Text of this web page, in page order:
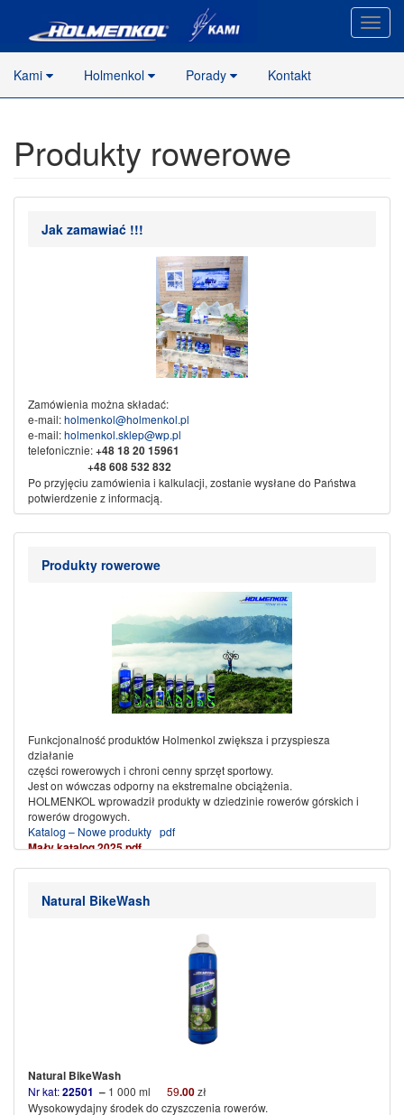
strony
Kami
Holmenkol Porady Kontakt
Produkty rowerowe
Jak zamawiać !!!
Zamówienia można składać:
e-mail:holmenkol@holmenkol.pl
e-mail:holmenkol.sklep@wp.pl
telefonicznie:+4818 20 15961
+48 608 532 832
Po przyjęciu zamówienia i kalkulacji, zostanie wysłane do Państwa
potwierdzenie z informacją.
Nikliński Jacek Export Import
71 1600 1042 0002 0142 3523 3001
Produkty rowerowe
Funkcjonalność produktów Holmenkol zwiększa i przyspiesza
działanie
części rowerowych i chroni cenny sprzęt sportowy.
Jest on wówczas odporny na ekstremalne obciążenia.
HOLMENKOL wprowadził produkty w dziedzinie rowerów górskich i
rowerów drogowych.
Katalog – Nowe produkty pdf
Mały katalog 2025 pdf
.(więcej…)
Natural BikeWash
Natural BikeWash
Nr kat:22501 – 1 000 ml 59.00zł
Wysokowydajny środek do czyszczenia rowerów.